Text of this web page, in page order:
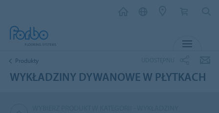
Produkty
WYKŁADZINY DYWANOWE W PŁYTKACH